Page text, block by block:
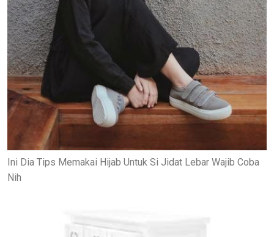
Ini Dia Tips Memakai Hijab Untuk Si Jidat Lebar Wajib Coba
Nih